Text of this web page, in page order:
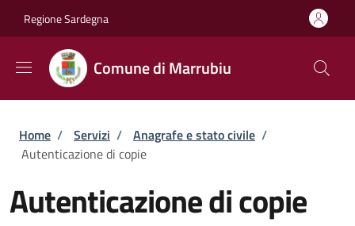
Regione Sardegna
Comune di Marrubiu
Briciole di pane
Home / Servizi / Anagrafe e stato civile /
Autenticazione di copie
Autenticazione di copie